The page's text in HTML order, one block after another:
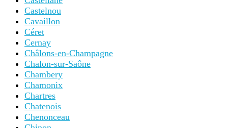
Castelnou
Cavaillon
Céret
Cernay
Châlons-en-Champagne
Chalon-sur-Saône
Chambery
Chamonix
Chartres
Chatenois
Chenonceau